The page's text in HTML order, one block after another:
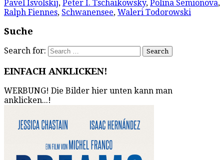
Pavel Isvolskij, Peter I. Tschaikowsky, Polina Semionova,
Ralph Fiennes, Schwanensee, Waleri Todorowski
Suche
Search for:
EINFACH ANKLICKEN!
WERBUNG! Die Bilder hier unten kann man
anklicken...!